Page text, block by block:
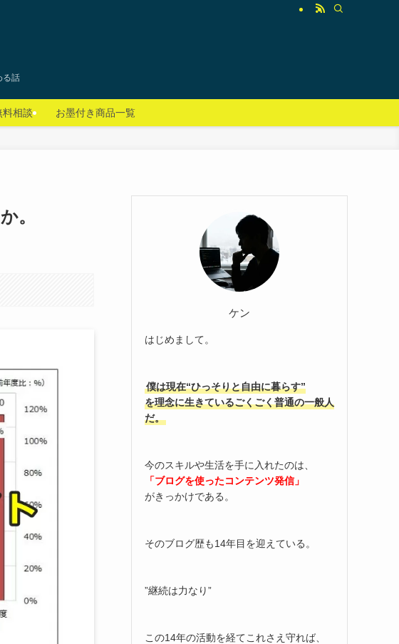
る話
料相談 お墨付き商品一覧
。
ケン
はじめまして。
僕は現在“ひっそりと自由に暮らす”
を理念に生きているごくごく普通の一般人
だ。
今のスキルや生活を手に入れたのは、
「ブログを使ったコンテンツ発信」
がきっかけである。
そのブログ歴も14年目を迎えている。
”継続は力なり”
この14年の活動を経てこれさえ守れば、